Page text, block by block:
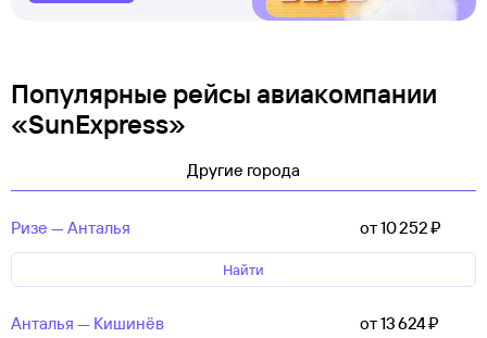
Популярные рейсы авиакомпании
«SunExpress»
Другие города
Ризе — Анталья от 10 ⁠252 ⁠₽
Найти
Анталья — Кишинёв от 13 ⁠624 ⁠₽